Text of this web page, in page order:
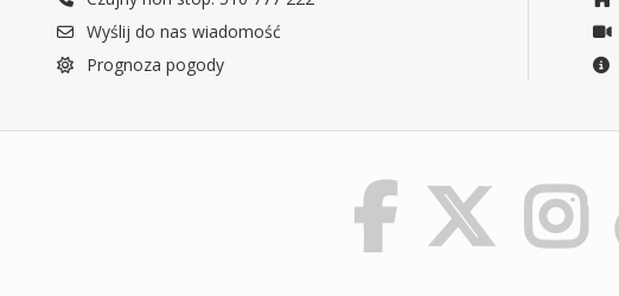
Wyślij do nas wiadomość
Prognoza pogody